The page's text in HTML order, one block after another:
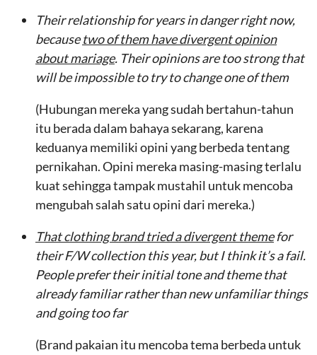
Their relationship for years in danger right now,
becausetwo of them have divergent opinion
about mariage. Their opinions are too strong that
will be impossible to try to change one of them
(Hubungan mereka yang sudah bertahun-tahun
itu berada dalam bahaya sekarang, karena
keduanya memiliki opini yang berbeda tentang
pernikahan. Opini mereka masing-masing terlalu
kuat sehingga tampak mustahil untuk mencoba
mengubah salah satu opini dari mereka.)
That clothing brand tried a divergent themefor
their F/W collection this year, but I think it’s a fail.
People prefer their initial tone and theme that
already familiar rather than new unfamiliar things
and going too far
(Brand pakaian itu mencoba tema berbeda untuk